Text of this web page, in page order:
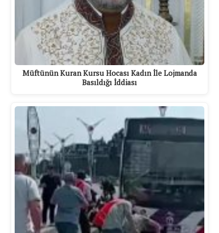
Müftünün Kuran Kursu Hocası Kadın İle Lojmanda
Basıldığı İddiası